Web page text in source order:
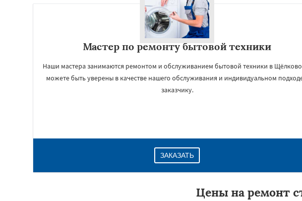
Мастер по ремонту бытовой техники
Наши мастера занимаются ремонтом и обслуживанием бытовой техники в
можете быть уверены в качестве нашего обслуживания и индивидуальном
заказчику.
ЗАКАЗАТЬ
Цены на ремонт